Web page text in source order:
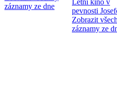
záznamy ze dne
Letní kino v
pevnosti
Zobrazit
záznamy ze